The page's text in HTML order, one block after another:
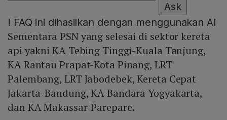
Ask
! FAQ ini dihasilkan dengan menggunakan AI
Sementara PSN yang selesai di sektor kereta
api yakni KA Tebing Tinggi-Kuala Tanjung,
KA Rantau Prapat-Kota Pinang, LRT
Palembang, LRT Jabodebek, Kereta Cepat
Jakarta-Bandung, KA Bandara Yogyakarta,
dan KA Makassar-Parepare.